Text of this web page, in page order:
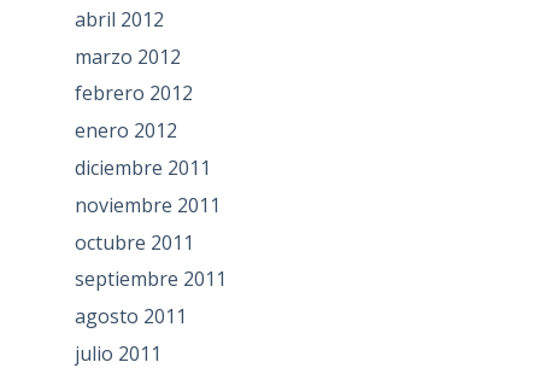
abril 2012
marzo 2012
febrero 2012
enero 2012
diciembre 2011
noviembre 2011
octubre 2011
septiembre 2011
agosto 2011
julio 2011